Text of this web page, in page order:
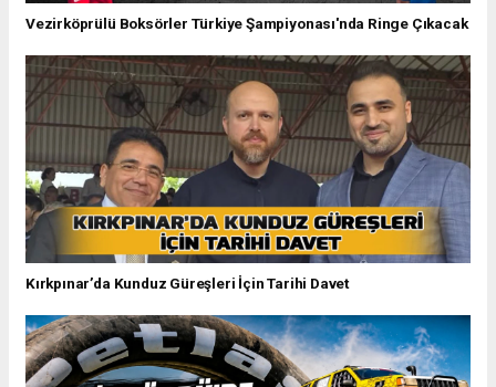
Vezirköprülü Boksörler Türkiye Şampiyonası'nda Ringe Çıkacak
Kırkpınar’da Kunduz Güreşleri İçin Tarihi Davet